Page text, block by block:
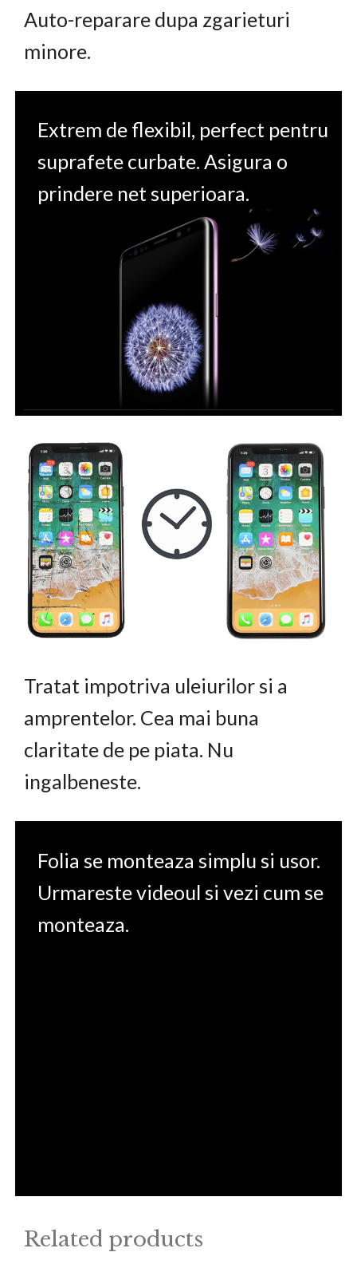
Auto-reparare dupa zgarieturi
minore.
Extrem de flexibil, perfect pentru
suprafete curbate. Asigura o
prindere net superioara.
Tratat impotriva uleiurilor si a
amprentelor. Cea mai buna
claritate de pe piata. Nu
ingalbeneste.
Folia se monteaza simplu si usor.
Urmareste videoul si vezi cum se
monteaza.
Related products